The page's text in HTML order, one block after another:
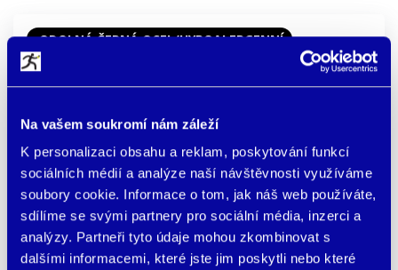
Na vašem soukromí nám záleží
K personalizaci obsahu a reklam, poskytování funkcí
sociálních médií a analýze naší návštěvnosti využíváme
soubory cookie. Informace o tom, jak náš web používáte,
sdílíme se svými partnery pro sociální média, inzerci a
analýzy. Partneři tyto údaje mohou zkombinovat s
dalšími informacemi, které jste jim poskytli nebo které
ODOLNÁ ČERNÁ OCEL/HYPOALERGENNÍ
Flexibilní zapínání